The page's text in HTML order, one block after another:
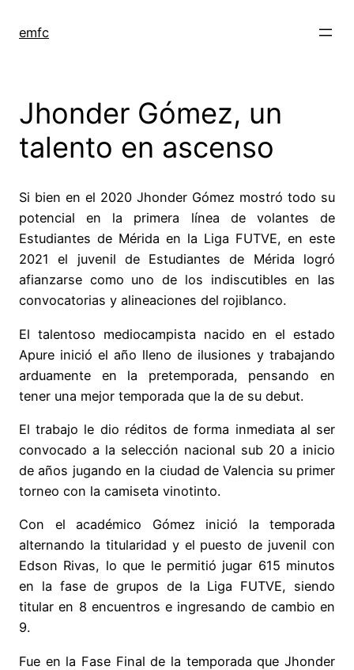
emfc
Jhonder Gómez, un
talento en ascenso
Si bien en el 2020 Jhonder Gómez mostró todo su
potencial en la primera línea de volantes de
Estudiantes de Mérida en la Liga FUTVE, en este
2021 el juvenil de Estudiantes de Mérida logró
afianzarse como uno de los indiscutibles en las
convocatorias y alineaciones del rojiblanco.
El talentoso mediocampista nacido en el estado
Apure inició el año lleno de ilusiones y trabajando
arduamente en la pretemporada, pensando en
tener una mejor temporada que la de su debut.
El trabajo le dio réditos de forma inmediata al ser
convocado a la selección nacional sub 20 a inicio
de años jugando en la ciudad de Valencia su primer
torneo con la camiseta vinotinto.
Con el académico Gómez inició la temporada
alternando la titularidad y el puesto de juvenil con
Edson Rivas, lo que le permitió jugar 615 minutos
en la fase de grupos de la Liga FUTVE, siendo
titular en 8 encuentros e ingresando de cambio en
9.
Fue en la Fase Final de la temporada que Jhonder